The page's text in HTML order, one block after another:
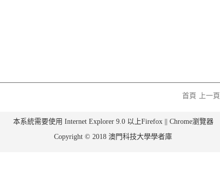
首頁
上一頁
本系統需要使用 Internet Explorer 9.0 以上Firefox || Chrome瀏覽器
Copyright © 2018 澳門科技大學學者庫